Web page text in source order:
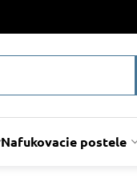
Nafukovacie postele